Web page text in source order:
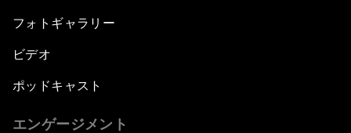
フォトギャラリー
ビデオ
ポッドキャスト
エンゲージメント